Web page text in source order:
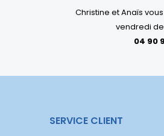
Christine et Anaïs
vendredi de
04 90
SERVICE CLIENT